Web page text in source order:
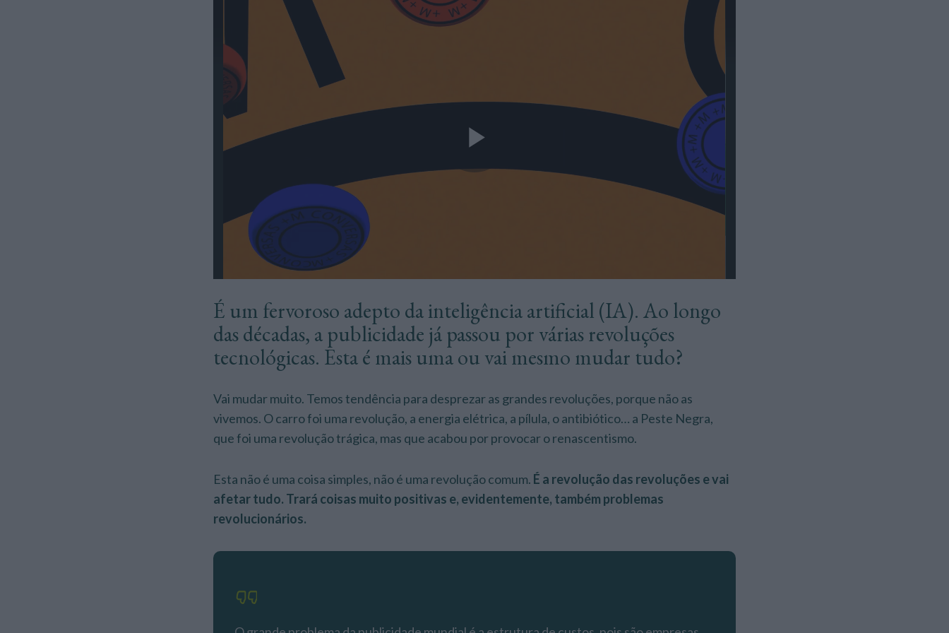
É um fervoroso adepto da inteligência artificial (IA). Ao longo
das décadas, a publicidade já passou por várias revoluções
tecnológicas. Esta é mais uma ou vai mesmo mudar tudo?
Vai mudar muito. Temos tendência para desprezar as grandes revoluções, porque não as
vivemos. O carro foi uma revolução, a energia elétrica, a pílula, o antibiótico… a Peste Negra,
que foi uma revolução trágica, mas que acabou por provocar o renascentismo.
Esta não é uma coisa simples, não é uma revolução comum. É a revolução das revoluções e vai
afetar tudo. Trará coisas muito positivas e, evidentemente, também problemas
revolucionários.